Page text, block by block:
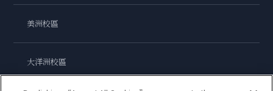
美洲校區
大洋洲校區